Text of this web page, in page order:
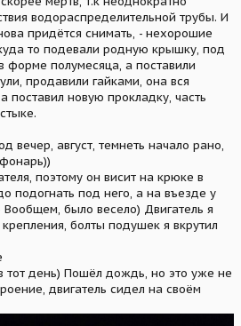
водораспределительной трубы. И
придётся снимать, - нехорошие
то подевали родную крышку, под
полумесяца, а поставили
продавили гайками, она вся
поставил новую прокладку, часть
вечер, август, темнеть начало рано,
поэтому он висит на крюке в
подогнать под него, а на въезде у
было весело) Двигатель я
болты подушек я вкрутил
тот день) Пошёл дождь, но это уже не
двигатель сидел на своём